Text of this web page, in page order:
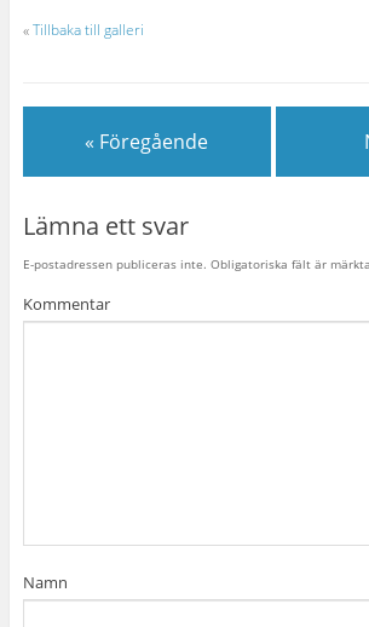
«Tillbaka till galleri
« Föregående
Lämna ett svar
E-postadressen publiceras inte. Obligatoriska fält är märkta
Kommentar
Namn